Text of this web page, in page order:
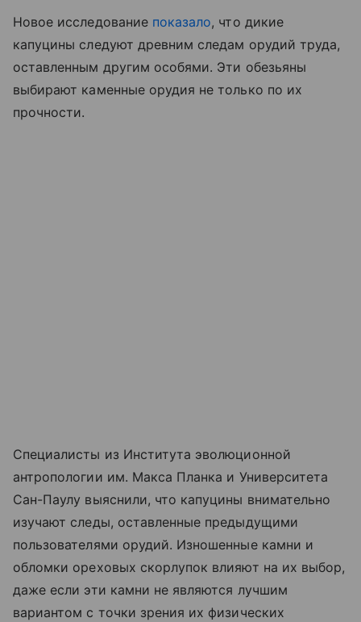
Новое исследование показало, что дикие
капуцины следуют древним следам орудий труда,
оставленным другим особями. Эти обезьяны
выбирают каменные орудия не только по их
прочности.
Специалисты из Института эволюционной
антропологии им. Макса Планка и Университета
Сан-Паулу выяснили, что капуцины внимательно
изучают следы, оставленные предыдущими
пользователями орудий. Изношенные камни и
обломки ореховых скорлупок влияют на их выбор,
даже если эти камни не являются лучшим
вариантом с точки зрения их физических